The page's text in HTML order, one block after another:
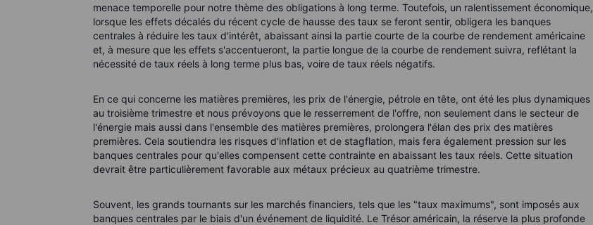
menace temporelle pour notre thème des obligations à long terme. Toutefois, un ralentissement économique,
lorsque les effets décalés du récent cycle de hausse des taux se feront sentir, obligera les banques
centrales à réduire les taux d'intérêt, abaissant ainsi la partie courte de la courbe de rendement américaine
et, à mesure que les effets s'accentueront, la partie longue de la courbe de rendement suivra, reflétant la
nécessité de taux réels à long terme plus bas, voire de taux réels négatifs.
En ce qui concerne les matières premières, les prix de l'énergie, pétrole en tête, ont été les plus dynamiques
au troisième trimestre et nous prévoyons que le resserrement de l'offre, non seulement dans le secteur de
l'énergie mais aussi dans l'ensemble des matières premières, prolongera l'élan des prix des matières
premières. Cela soutiendra les risques d'inflation et de stagflation, mais fera également pression sur les
banques centrales pour qu'elles compensent cette contrainte en abaissant les taux réels. Cette situation
devrait être particulièrement favorable aux métaux précieux au quatrième trimestre.
Souvent, les grands tournants sur les marchés financiers, tels que les "taux maximums", sont imposés aux
banques centrales par le biais d'un événement de liquidité. Le Trésor américain, la réserve la plus profonde